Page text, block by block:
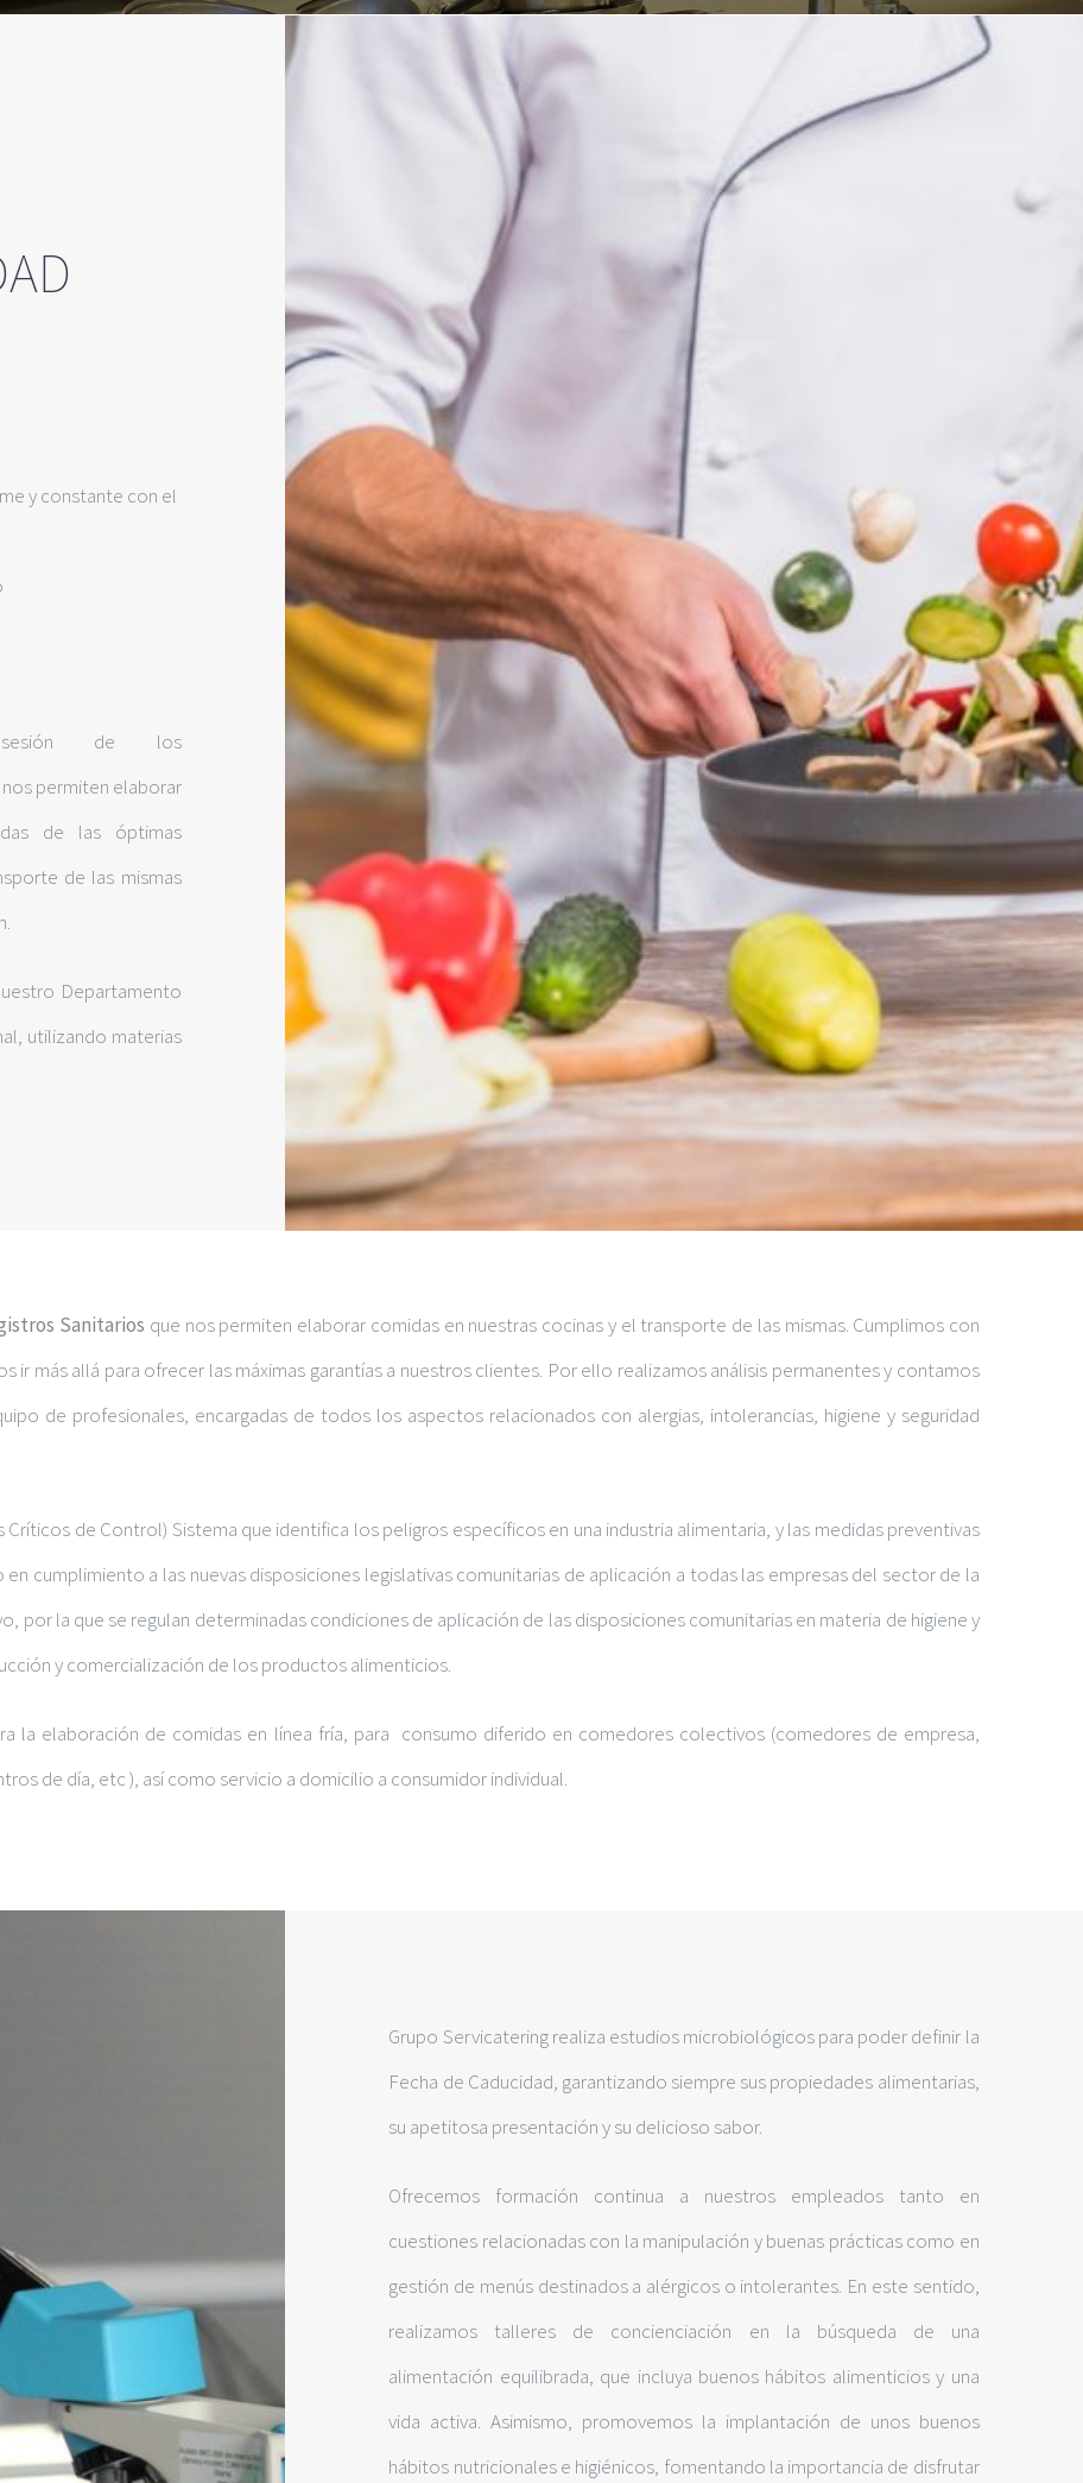
y constante con el
de los
permiten elaborar
de las óptimas
de las mismas
Departamento
utilizando materias
Sanitarios que nos permiten elaborar comidas en nuestras cocinas y el transporte de las mismas. Cumplimos con
ir más allá para ofrecer las máximas garantías a nuestros clientes. Por ello realizamos análisis permanentes y contamos
de profesionales, encargadas de todos los aspectos relacionados con alergias, intolerancias, higiene y seguridad
Críticos de Control) Sistema que identifica los peligros específicos en una industria alimentaria, y las medidas preventivas
cumplimiento a las nuevas disposiciones legislativas comunitarias de aplicación a todas las empresas del sector de la
por la que se regulan determinadas condiciones de aplicación de las disposiciones comunitarias en materia de higiene y
y comercialización de los productos alimenticios.
la elaboración de comidas en línea fría, para consumo diferido en comedores colectivos (comedores de empresa,
de día, etc ), así como servicio a domicilio a consumidor individual.
Grupo Servicatering realiza estudios microbiológicos para poder definir la
Fecha de Caducidad, garantizando siempre sus propiedades alimentarias,
su apetitosa presentación y su delicioso sabor.
Ofrecemos formación continua a nuestros empleados tanto en
cuestiones relacionadas con la manipulación y buenas prácticas como en
gestión de menús destinados a alérgicos o intolerantes. En este sentido,
realizamos talleres de concienciación en la búsqueda de una
alimentación equilibrada, que incluya buenos hábitos alimenticios y una
vida activa. Asimismo, promovemos la implantación de unos buenos
hábitos nutricionales e higiénicos, fomentando la importancia de disfrutar